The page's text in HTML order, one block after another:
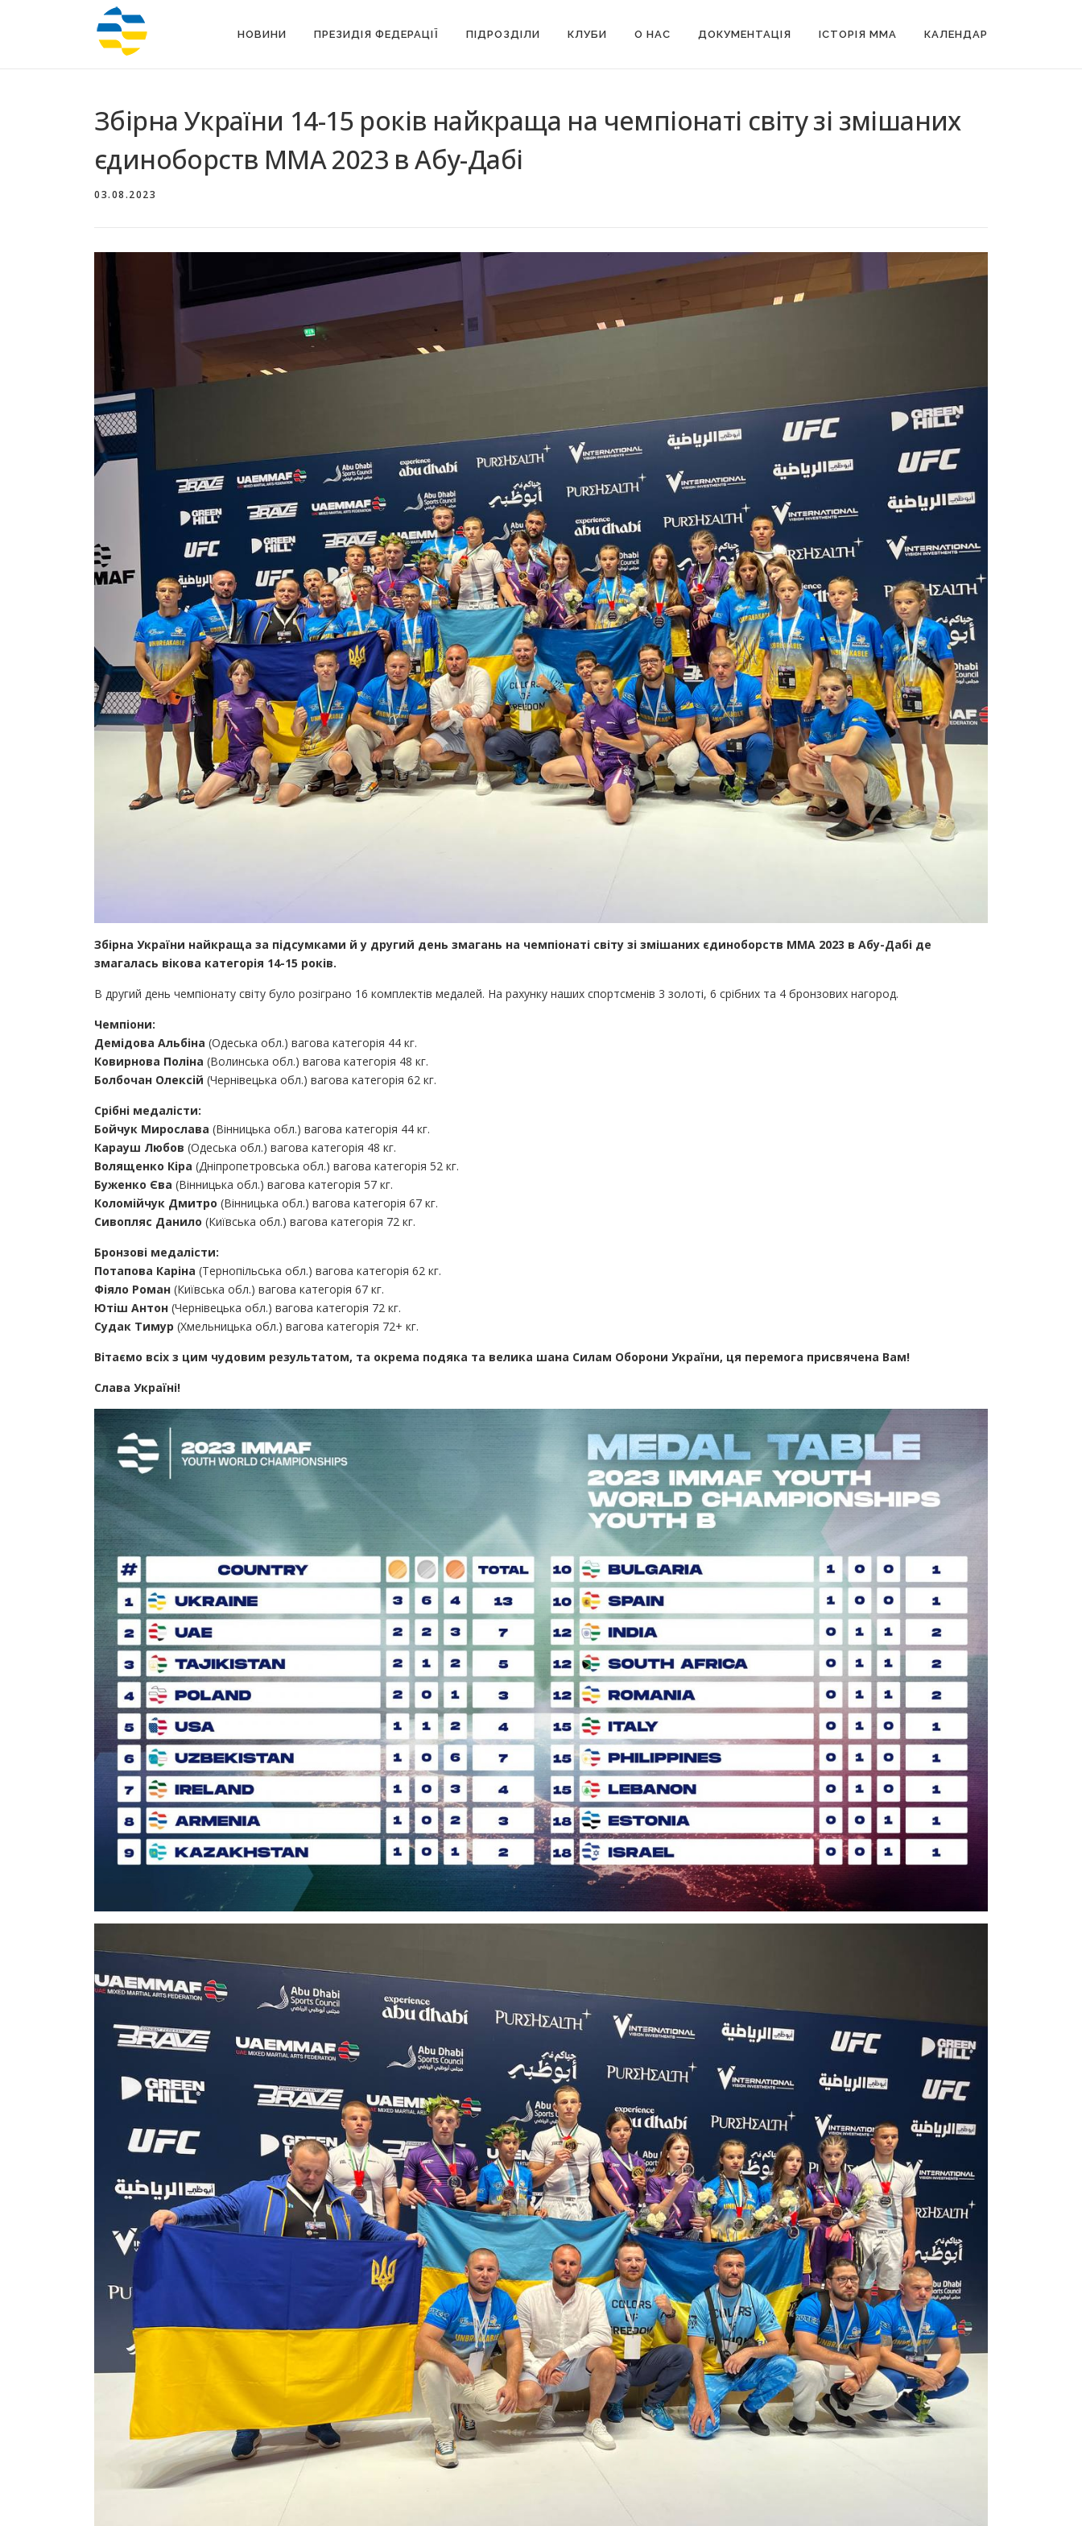
НОВИНИ ПРЕЗИДІЯ ФЕДЕРАЦІЇ ПІДРОЗДІЛИ КЛУБИ О НАС ДОКУМЕНТАЦІЯ ІСТОРІЯ MMA КАЛЕНДАР
Збірна України 14-15 років найкраща на чемпіонаті світу зі змішаних
єдиноборств ММА 2023 в Абу-Дабі
03.08.2023
Збірна України найкраща за підсумками й у другий день змагань на чемпіонаті світу зі змішаних єдиноборств ММА 2023 в Абу-Дабі де
змагалась вікова категорія 14-15 років.
В другий день чемпіонату світу було розіграно 16 комплектів медалей. На рахунку наших спортсменів 3 золоті, 6 срібних та 4 бронзових нагород.
Чемпіони:
Демідова Альбіна (Одеська обл.) вагова категорія 44 кг.
Ковирнова Поліна (Волинська обл.) вагова категорія 48 кг.
Болбочан Олексій (Чернівецька обл.) вагова категорія 62 кг.
Срібні медалісти:
Бойчук Мирослава (Вінницька обл.) вагова категорія 44 кг.
Карауш Любов (Одеська обл.) вагова категорія 48 кг.
Волященко Кіра (Дніпропетровська обл.) вагова категорія 52 кг.
Буженко Єва (Вінницька обл.) вагова категорія 57 кг.
Коломійчук Дмитро (Вінницька обл.) вагова категорія 67 кг.
Сивопляс Данило (Київська обл.) вагова категорія 72 кг.
Бронзові медалісти:
Потапова Каріна (Тернопільська обл.) вагова категорія 62 кг.
Фіяло Роман (Київська обл.) вагова категорія 67 кг.
Ютіш Антон (Чернівецька обл.) вагова категорія 72 кг.
Судак Тимур (Хмельницька обл.) вагова категорія 72+ кг.
Вітаємо всіх з цим чудовим результатом, та окрема подяка та велика шана Силам Оборони України, ця перемога присвячена Вам!
Слава Україні!